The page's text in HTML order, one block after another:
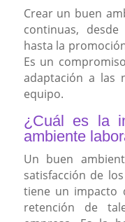
Crear un buen
continuas,
hasta la
Es un
adaptación a las
equipo.
¿Cuál es la
ambiente
Un buen
satisfacción de
tiene un impacto
retención de